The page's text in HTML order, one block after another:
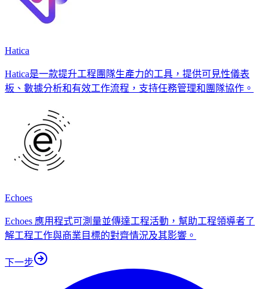
Hatica
Hatica是一款提升工程團隊生產力的工具，提供可見性儀表
板、數據分析和有效工作流程，支持任務管理和團隊協作。
Echoes
Echoes 應用程式可測量並傳達工程活動，幫助工程領導者了
解工程工作與商業目標的對齊情況及其影響。
下一步